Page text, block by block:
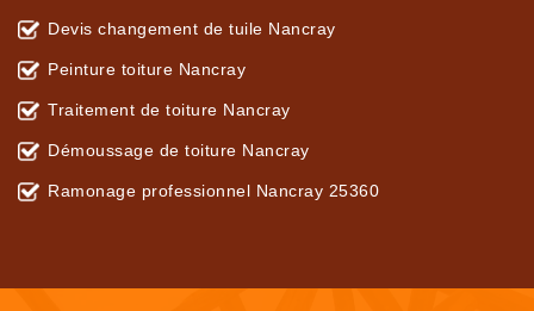
Devis changement de tuile Nancray
Peinture toiture Nancray
Traitement de toiture Nancray
Démoussage de toiture Nancray
Ramonage professionnel Nancray 25360